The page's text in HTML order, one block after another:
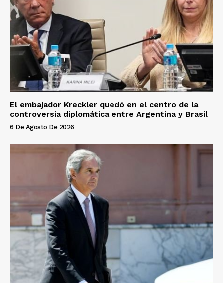
El embajador Kreckler quedó en el centro de la
controversia diplomática entre Argentina y Brasil
6 De Agosto De 2026